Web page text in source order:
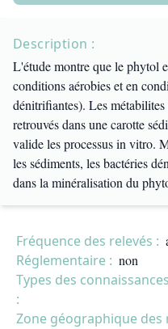
Description :
L'étude montre que le phytol
conditions aérobies et en
dénitrifiantes). Les
retrouvés dans une carotte
valide les processus in vitro.
les sédiments, les bactéries
dans la minéralisation du
Fréquence des relevés :
Réglementaire : non
Types des
:
Zone géographique des